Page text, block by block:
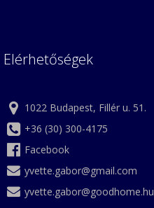
Elérhetőségek
1022 Budapest, Fillér u. 51.
+36 (30) 300-4175
Facebook
yvette.gabor@gmail.com
yvette.gabor@goodhome.hu